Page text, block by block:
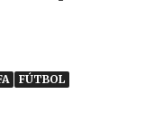
FÚTBOL